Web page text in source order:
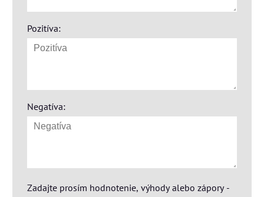
Pozitíva:
Negatíva:
Zadajte prosím hodnotenie, výhody alebo zápory -